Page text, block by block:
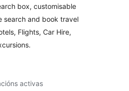
box, customisable
search and book travel
Flights, Car Hire,
activas